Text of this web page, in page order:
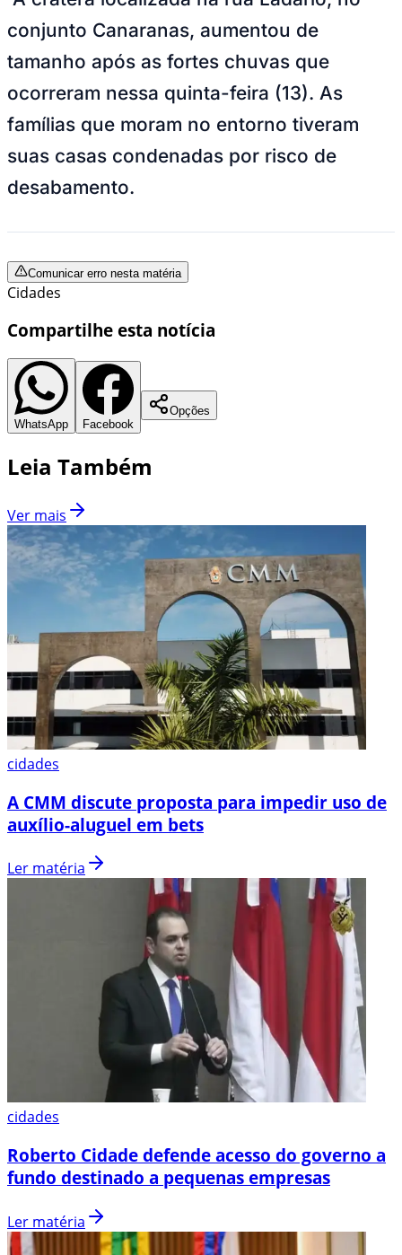
conjunto Canaranas, aumentou de
tamanho após as fortes chuvas que
ocorreram nessa quinta-feira (13). As
famílias que moram no entorno tiveram
suas casas condenadas por risco de
desabamento.
Comunicar erro nesta matéria
Cidades
Compartilhe esta notícia
WhatsApp Facebook
Opções
Leia Também
Ver mais
cidades
A CMM discute proposta para impedir uso de
auxílio-aluguel em bets
Ler matéria
cidades
Roberto Cidade defende acesso do governo a
fundo destinado a pequenas empresas
Ler matéria